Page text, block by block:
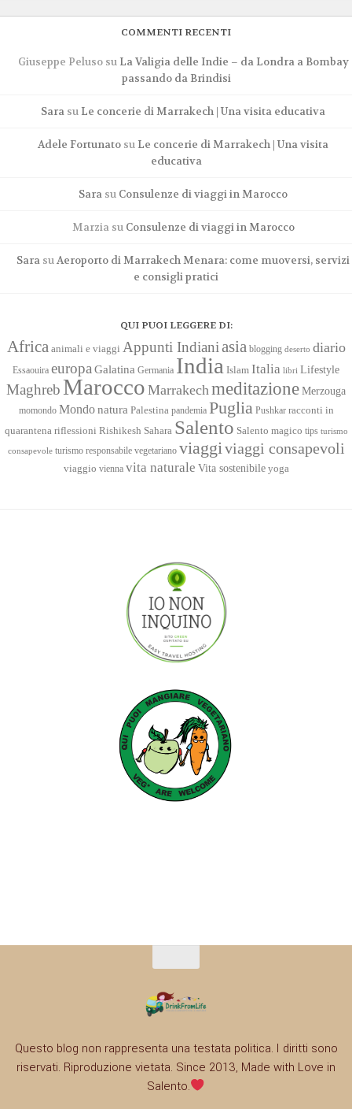
COMMENTI RECENTI
Giuseppe Pelusosu La Valigia delle Indie – da Londra a Bombay
passando da Brindisi
Sara su Le concerie di Marrakech | Una visita educativa
Adele Fortunato su Le concerie di Marrakech | Una visita
educativa
Sara su Consulenze di viaggi in Marocco
Marziasu Consulenze di viaggi in Marocco
Sara suAeroporto di Marrakech Menara: come muoversi, servizi
e consigli pratici
QUI PUOI LEGGERE DI:
Africa animali e viaggi Appunti Indianiasia blogging deserto diario
Essaouira europa Galatina Germania India Islam Italia libri Lifestyle
Maghreb Marocco Marrakech meditazioneMerzouga
momondo Mondo natura Palestina pandemia Puglia Pushkar racconti in
quarantena riflessioni Rishikesh Sahara Salento Salento magico tips turismo
consapevole turismo responsabile vegetariano viaggi viaggi consapevoli
viaggio vienna vita naturale Vita sostenibile yoga
Questo blog non rappresenta una testata politica. I diritti sono
riservati. Riproduzione vietata. Since 2013, Made with Love in
Salento.